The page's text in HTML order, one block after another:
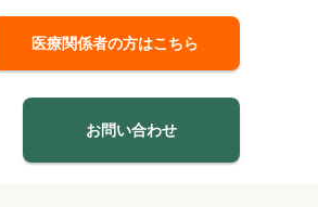
医療関係者の方はこちら
お問い合わせ